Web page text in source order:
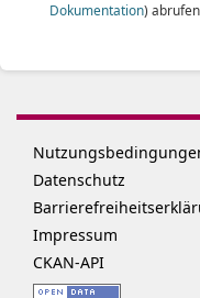
Dokumentation)
Datenschutz
Impressum
CKAN-API